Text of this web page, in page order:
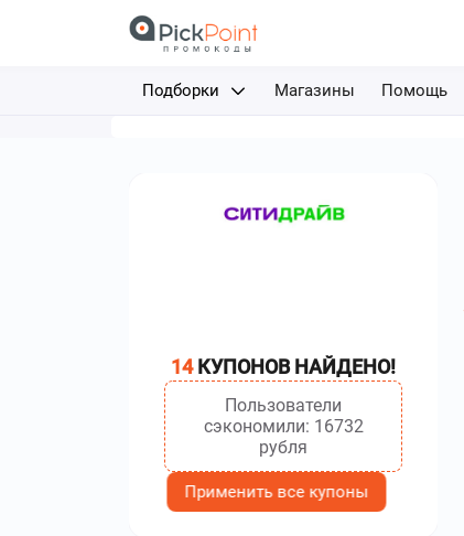
Подборки
Каршеринг
Магазины Помощь
14КУПОНОВ НАЙДЕНО!
Пользователи
сэкономили: 16732
рубля
Применить все купоны